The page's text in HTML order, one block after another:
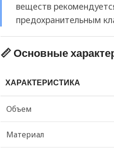
веществ
предохранительным
📏 Основные
ХАРАКТЕРИСТИКА
Объем
Материал